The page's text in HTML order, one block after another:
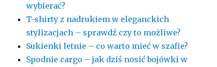
wybierać?
T-shirty z nadrukiem w eleganckich
stylizacjach – sprawdź czy to możliwe?
Sukienki letnie – co warto mieć w szafie?
Spodnie cargo – jak dziś nosić bojówki w